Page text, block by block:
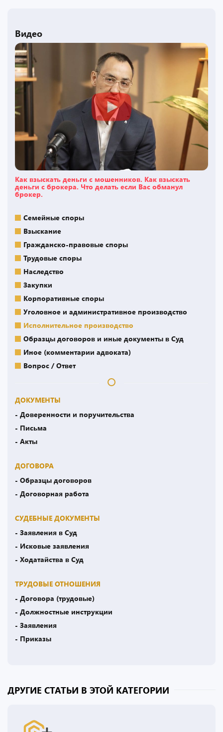
Видео
Как взыскать деньги с мошенников. Как взыскать
деньги с брокера. Что делать если Вас обманул
брокер.
Семейные споры
Взыскание
Гражданско-правовые споры
Трудовые споры
Наследство
Закупки
Корпоративные споры
Уголовное и административное производство
Исполнительное производство
Образцы договоров и иные документы в Суд
Иное (комментарии адвоката)
Вопрос / Ответ
ДОКУМЕНТЫ
- Доверенности и поручительства
- Письма
- Акты
ДОГОВОРА
- Образцы договоров
- Договорная работа
СУДЕБНЫЕ ДОКУМЕНТЫ
- Заявления в Суд
- Исковые заявления
- Ходатайства в Суд
ТРУДОВЫЕ ОТНОШЕНИЯ
- Договора (трудовые)
- Должностные инструкции
- Заявления
- Приказы
ДРУГИЕ СТАТЬИ В ЭТОЙ КАТЕГОРИИ